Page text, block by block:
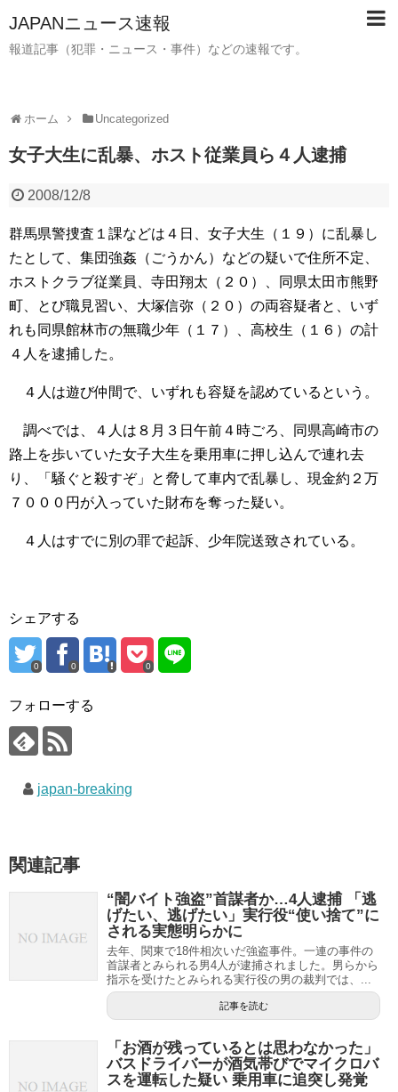
JAPANニュース速報
報道記事（犯罪・ニュース・事件）などの速報です。
ホーム Uncategorized
女子大生に乱暴、ホスト従業員ら４人逮捕
2008/12/8
群馬県警捜査１課などは４日、女子大生（１９）に乱暴し
たとして、集団強姦（ごうかん）などの疑いで住所不定、
ホストクラブ従業員、寺田翔太（２０）、同県太田市熊野
町、とび職見習い、大塚信弥（２０）の両容疑者と、いず
れも同県館林市の無職少年（１７）、高校生（１６）の計
４人を逮捕した。
４人は遊び仲間で、いずれも容疑を認めているという。
調べでは、４人は８月３日午前４時ごろ、同県高崎市の
路上を歩いていた女子大生を乗用車に押し込んで連れ去
り、「騒ぐと殺すぞ」と脅して車内で乱暴し、現金約２万
７０００円が入っていた財布を奪った疑い。
４人はすでに別の罪で起訴、少年院送致されている。
シェアする
0 0 0
フォローする
japan-breaking
関連記事
“闇バイト強盗”首謀者か…4人逮捕 「逃
げたい、逃げたい」実行役“使い捨て”に
される実態明らかに
去年、関東で18件相次いだ強盗事件。一連の事件の
首謀者とみられる男4人が逮捕されました。男らから
指示を受けたとみられる実行役の男の裁判では、...
記事を読む
「お酒が残っているとは思わなかった」
バスドライバーが酒気帯びでマイクロバ
スを運転した疑い 乗用車に追突し発覚